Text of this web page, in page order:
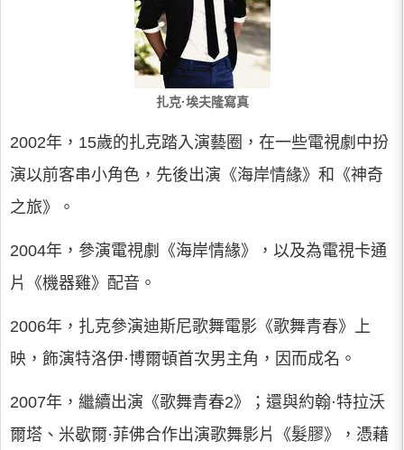
扎克·埃夫隆寫真
2002年，15歲的扎克踏入演藝圈，在一些電視劇中扮
演以前客串小角色，先後出演《海岸情緣》和《神奇
之旅》。
2004年，參演電視劇《海岸情緣》，以及為電視卡通
片《機器雞》配音。
2006年，扎克參演迪斯尼歌舞電影《歌舞青春》上
映，飾演特洛伊·博爾頓首次男主角，因而成名。
2007年，繼續出演《歌舞青春2》；還與約翰·特拉沃
爾塔、米歇爾·菲佛合作出演歌舞影片《髮膠》，憑藉